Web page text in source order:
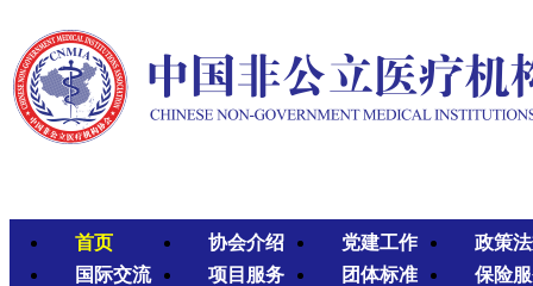
首页 协会介绍 党建工作
政策
国际交流
项目服务 团体标准
保险